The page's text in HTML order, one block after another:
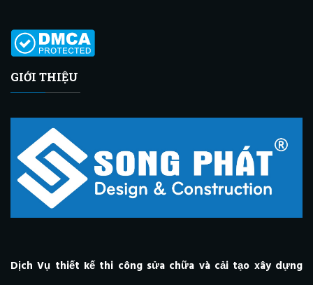
GIỚI THIỆU
Dịch Vụ thiết kế thi công sửa chữa và cải tạo xây dựng